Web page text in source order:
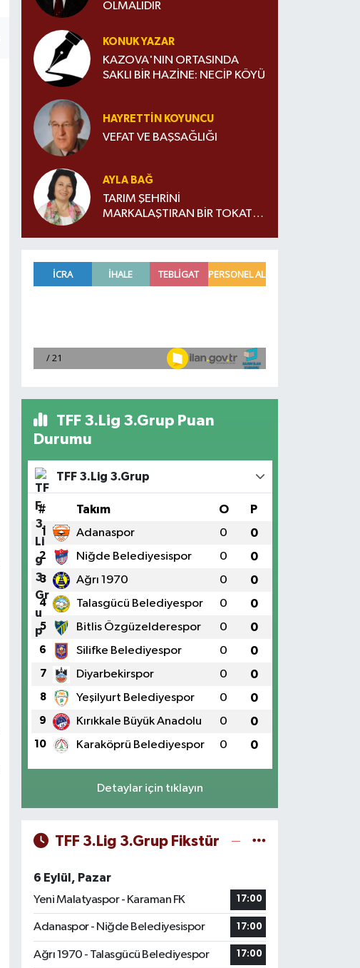
OLMALIDIR
KONUK YAZAR
KAZOVA'NIN ORTASINDA
SAKLI BİR HAZİNE: NECİP KÖYÜ
HAYRETTIN KOYUNCU
VEFAT VE BAŞSAĞLIĞI
AYLA BAĞ
TARIM ŞEHRİNİ
MARKALAŞTIRAN BİR TOKATLI:
TFF 3.Lig 3.Grup Puan
Durumu
TFF 3.Lig 3.Grup
# Takım O P
1 Adanaspor 0 0
2 Niğde Belediyesispor 0 0
3 Ağrı 1970 0 0
4 Talasgücü Belediyespor 0 0
5 Bitlis Özgüzelderespor 0 0
6 Silifke Belediyespor 0 0
7 Diyarbekirspor 0 0
8 Yeşilyurt Belediyespor 0 0
9 Kırıkkale Büyük Anadolu 0 0
10 Karaköprü Belediyespor 0 0
Detaylar için tıklayın
TFF 3.Lig 3.Grup Fikstür
6 Eylül, Pazar
Yeni Malatyaspor - Karaman FK
17:00
Adanaspor - Niğde Belediyesispor 17:00
Ağrı 1970 - Talasgücü Belediyespor 17:00